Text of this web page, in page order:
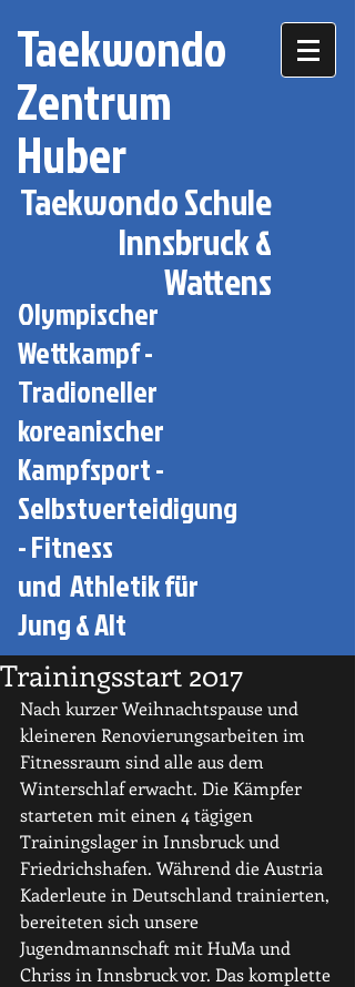
Taekwondo
Zentrum
Huber
Taekwondo Schule
Innsbruck &
Wattens
Olympischer
Wettkampf -
Tradioneller
koreanischer
Kampfsport -
Selbstverteidigung
- Fitness
und Athletik für
Jung & Alt
Trainingsstart 2017
Nach kurzer Weihnachtspause und
kleineren Renovierungsarbeiten im
Fitnessraum sind alle aus dem
Winterschlaf erwacht. Die Kämpfer
starteten mit einen 4 tägigen
Trainingslager in Innsbruck und
Friedrichshafen. Während die Austria
Kaderleute in Deutschland trainierten,
bereiteten sich unsere
Jugendmannschaft mit HuMa und
Chriss in Innsbruck vor. Das komplette